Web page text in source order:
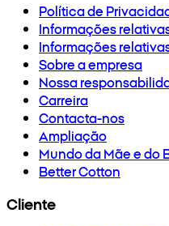
Política de
Informações
Informações
Sobre a empresa
Nossa
Carreira
Contacta-nos
Ampliação
Mundo da Mãe e do
Better Cotton
Cliente